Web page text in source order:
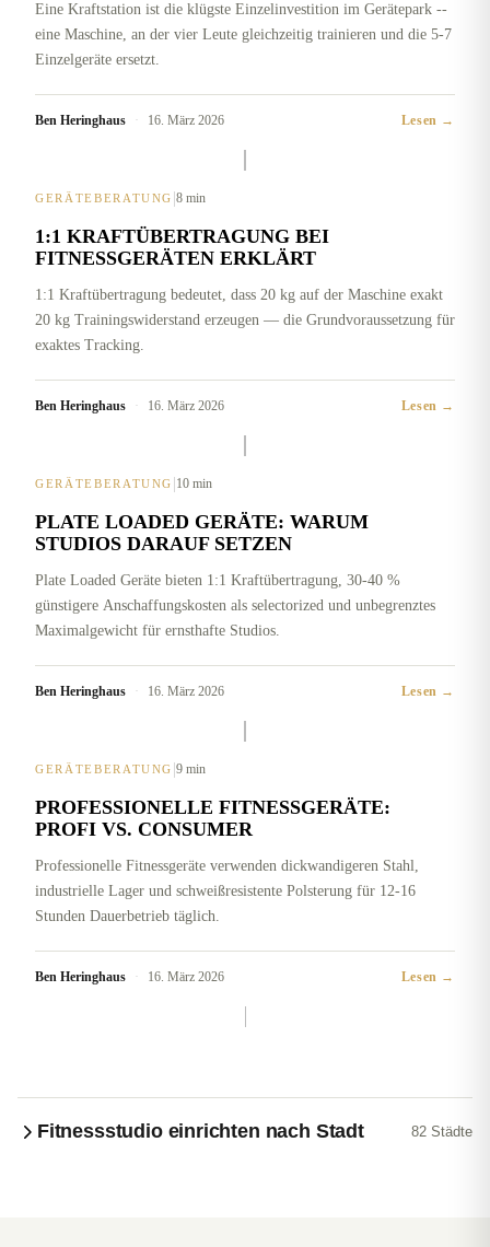
Eine Kraftstation ist die klügste Einzelinvestition im Gerätepark --
eine Maschine, an der vier Leute gleichzeitig trainieren und die 5-7
Einzelgeräte ersetzt.
Ben Heringhaus · 16. März 2026 Lesen →
GERÄTEBERATUNG |8 min
1:1 KRAFTÜBERTRAGUNG BEI
FITNESSGERÄTEN ERKLÄRT
1:1 Kraftübertragung bedeutet, dass 20 kg auf der Maschine exakt
20 kg Trainingswiderstand erzeugen — die Grundvoraussetzung für
exaktes Tracking.
Ben Heringhaus · 16. März 2026 Lesen →
GERÄTEBERATUNG |10 min
PLATE LOADED GERÄTE: WARUM
STUDIOS DARAUF SETZEN
Plate Loaded Geräte bieten 1:1 Kraftübertragung, 30-40 %
günstigere Anschaffungskosten als selectorized und unbegrenztes
Maximalgewicht für ernsthafte Studios.
Ben Heringhaus · 16. März 2026 Lesen →
GERÄTEBERATUNG |9 min
PROFESSIONELLE FITNESSGERÄTE:
PROFI VS. CONSUMER
Professionelle Fitnessgeräte verwenden dickwandigeren Stahl,
industrielle Lager und schweißresistente Polsterung für 12-16
Stunden Dauerbetrieb täglich.
Ben Heringhaus · 16. März 2026 Lesen →
Fitnessstudio einrichten nach Stadt 82 Städte